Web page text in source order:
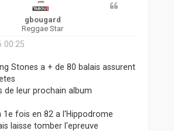
gbougard
Reggae Star
00:25
Stones a + de 80 balais assurent
de leur prochain album
1e fois en 82 a l'Hippodrome
laisse tomber l'epreuve